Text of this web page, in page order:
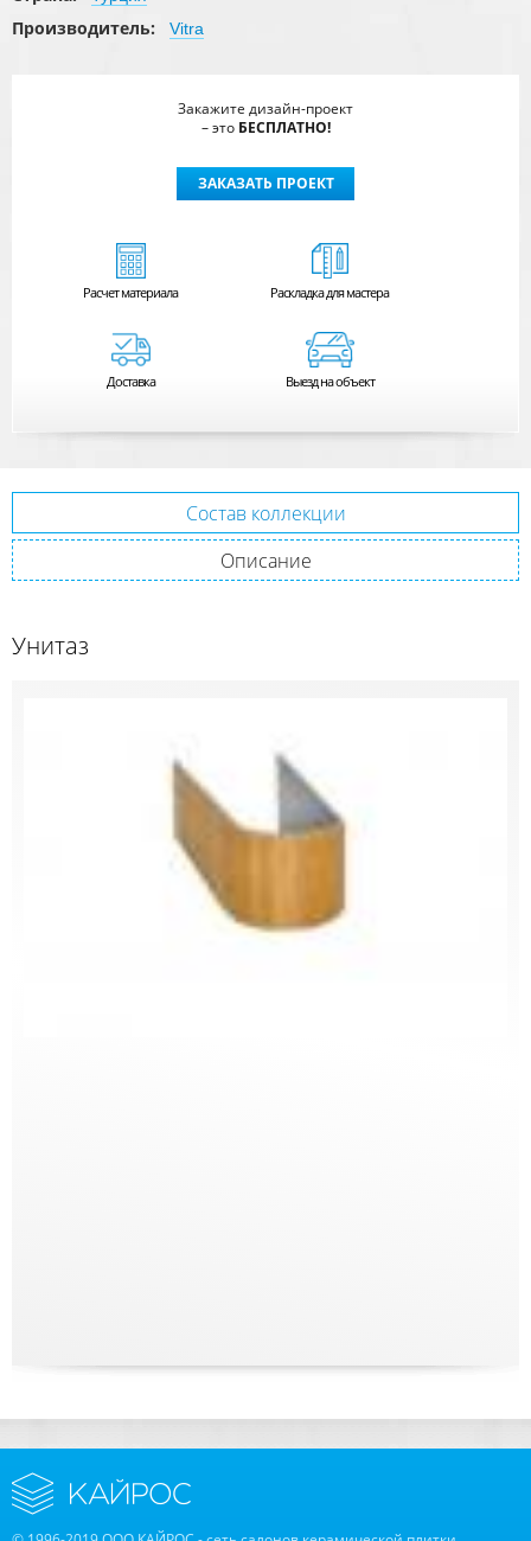
Производитель: Vitra
Закажите дизайн-проект
– это БЕСПЛАТНО!
ЗАКАЗАТЬ ПРОЕКТ
Расчетматериала Раскладка для мастера
Доставка Выезд на объект
Состав коллекции
Описание
Унитаз